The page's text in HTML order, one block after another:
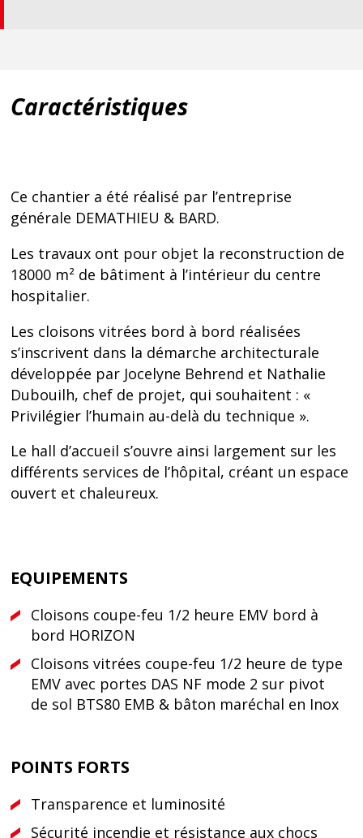
Caractéristiques
Ce chantier a été réalisé par l’entreprise
générale DEMATHIEU & BARD.
Les travaux ont pour objet la reconstruction de
18000 m² de bâtiment à l’intérieur du centre
hospitalier.
Les cloisons vitrées bord à bord réalisées
s’inscrivent dans la démarche architecturale
développée par Jocelyne Behrend et Nathalie
Dubouilh, chef de projet, qui souhaitent : «
Privilégier l’humain au-delà du technique ».
Le hall d’accueil s’ouvre ainsi largement sur les
différents services de l’hôpital, créant un espace
ouvert et chaleureux.
EQUIPEMENTS
Cloisons coupe-feu 1/2 heure EMV bord à
bord HORIZON
Cloisons vitrées coupe-feu 1/2 heure de type
EMV avec portes DAS NF mode 2 sur pivot
de sol BTS80 EMB & bâton maréchal en Inox
POINTS FORTS
Transparence et luminosité
Sécurité incendie et résistance aux chocs